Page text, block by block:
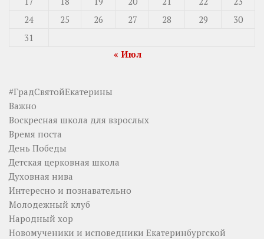
24
25 26 27 28 29
30
31
« Июл
#ГрадСвятойЕкатерины
Важно
Воскресная школа для взрослых
Время поста
День Победы
Детская церковная школа
Духовная нива
Интересно и познавательно
Молодежный клуб
Народный хор
Новомученики и исповедники Екатеринбургской